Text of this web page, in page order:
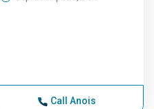
Call Anois